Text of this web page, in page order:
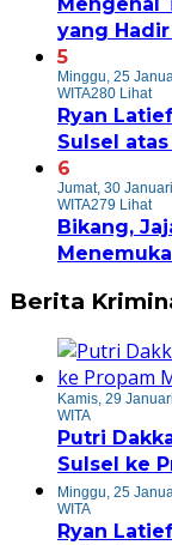
yang
5
Minggu, 25
WITA280 Lihat
Ryan
Sulsel
6
Jumat, 30
WITA279 Lihat
Bikang,
Berita
Kamis, 29
WITA
Putri
Sulsel ke
Minggu, 25
WITA
Ryan